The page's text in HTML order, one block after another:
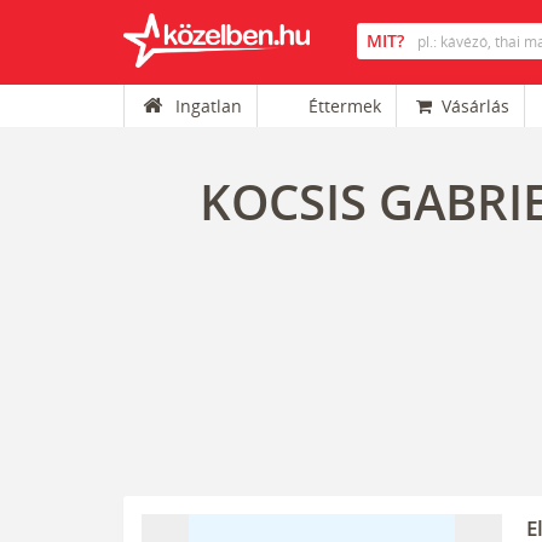
Ingatlan Éttermek Vásárlás
KOCSIS